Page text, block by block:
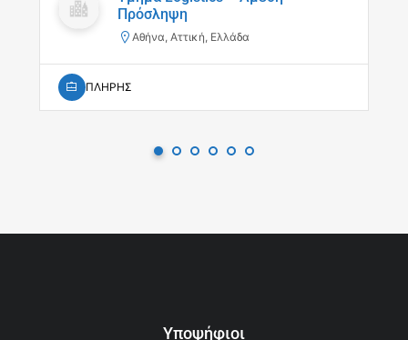
Πρόσληψη
Αθήνα, Αττική, Ελλάδα
ΠΛΗΡΗΣ
Υποψήφιοι